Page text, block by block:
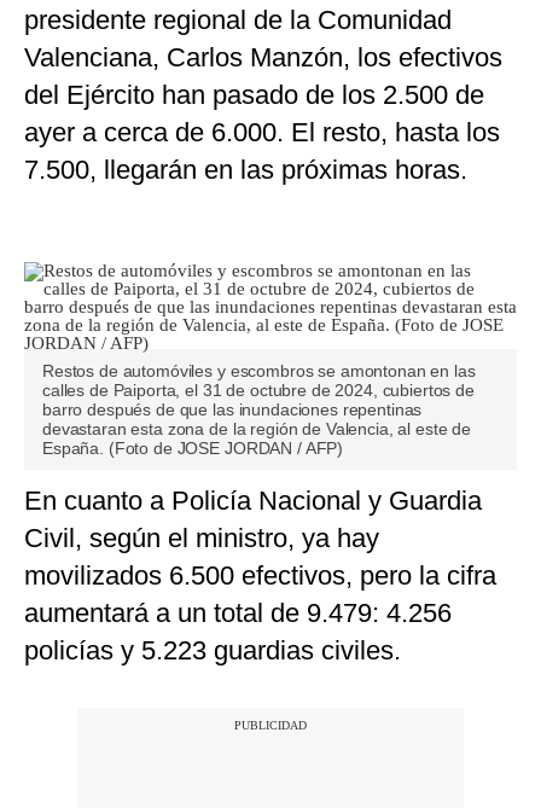
presidente regional de la Comunidad
Valenciana, Carlos Manzón, los efectivos
del Ejército han pasado de los 2.500 de
ayer a cerca de 6.000. El resto, hasta los
7.500, llegarán en las próximas horas.
Restos de automóviles y escombros se amontonan en las
calles de Paiporta, el 31 de octubre de 2024, cubiertos de
barro después de que las inundaciones repentinas
devastaran esta zona de la región de Valencia, al este de
España. (Foto de JOSE JORDAN / AFP)
En cuanto a Policía Nacional y Guardia
Civil, según el ministro, ya hay
movilizados 6.500 efectivos, pero la cifra
aumentará a un total de 9.479: 4.256
policías y 5.223 guardias civiles.